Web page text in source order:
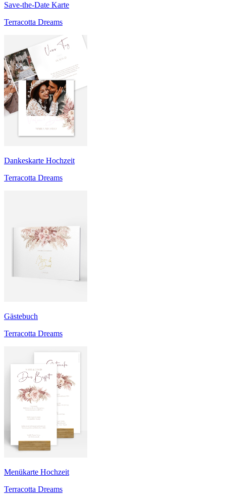
Save-the-Date Karte
Terracotta Dreams
Dankeskarte Hochzeit
Terracotta Dreams
Gästebuch
Terracotta Dreams
Menükarte Hochzeit
Terracotta Dreams